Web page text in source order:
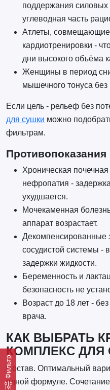
Фильтр
поддержания силовых
углеводная часть
Атлеты,
кардиотренировки -
дни высокого объёма
Женщины в период
мышечного тонуса
Если цель - рельеф без
для сушки можно
фильтрам.
Противопоказания
Хроническая
нефропатия -
ухудшается.
Мочекаменная
аппарат возрастает.
Декомпенсированные
сосудистой системы -
задержки жидкости.
Беременность и
безопасность не
Возраст до 18 лет -
врача.
КАК ВЫБРАТЬ
КОМПЛЕКС ДЛЯ
Состав. Оптимальный
одной формуле.